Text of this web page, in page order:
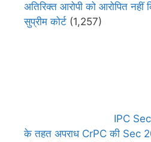
अतिरिक्त आरोपी को आरोपित
सुप्रीम कोर्ट (1,257)
IPC
के तहत अपराध CrPC की Sec